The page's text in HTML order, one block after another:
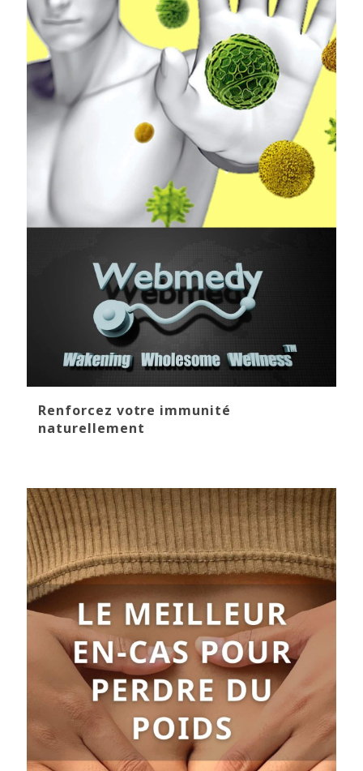
Renforcez votre immunité
naturellement